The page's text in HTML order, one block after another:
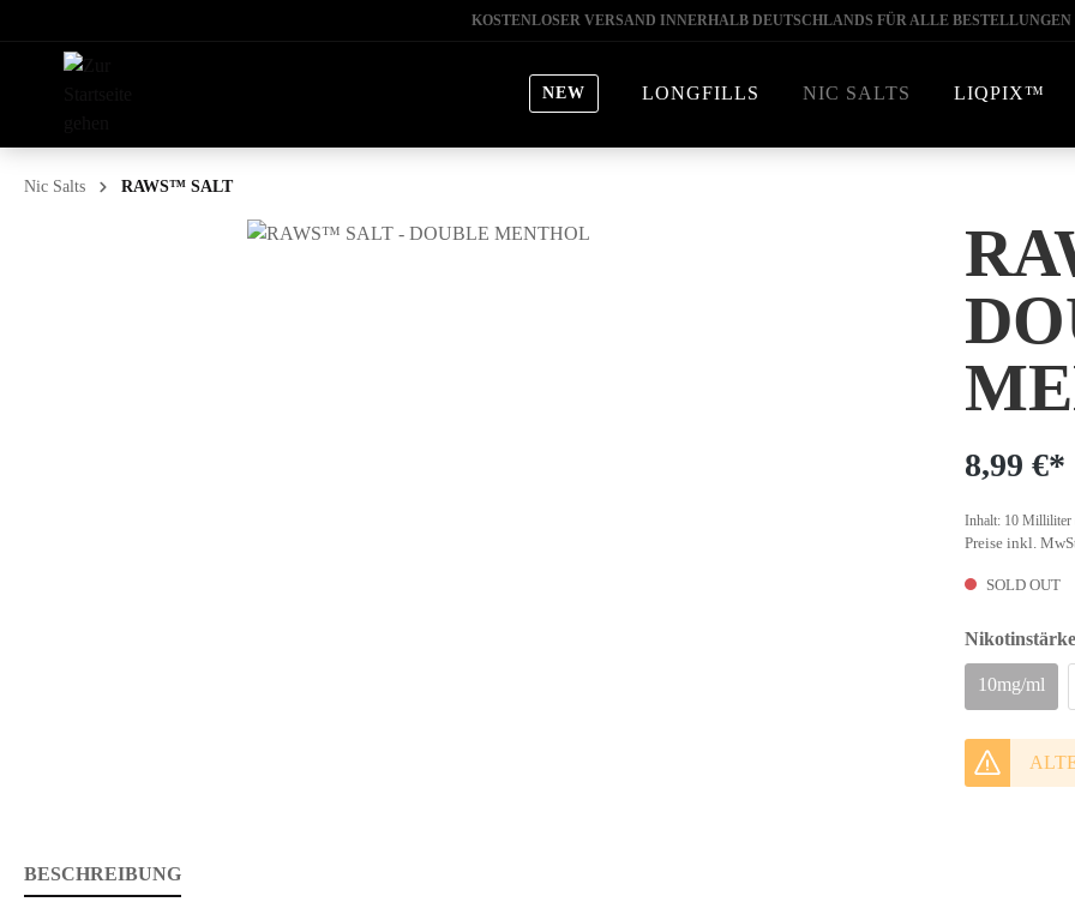
KOSTENLOSER VERSAND INNERHALB DEUTSCHLANDS FÜR ALLE BESTELLUNGEN
NEW LONGFILLS NIC SALTS LIQPIX™
Nic Salts RAWS™ SALT
8,99 €*
Inhalt: 10 Milliliter
Preise inkl.
SOLD OUT
Nikotinstärke
10mg/ml
BESCHREIBUNG